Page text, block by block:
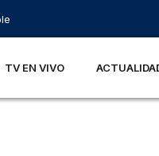
TV EN VIVO